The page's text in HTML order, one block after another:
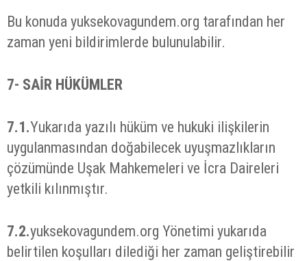
Bu konuda yuksekovagundem.org tarafından her
zaman yeni bildirimlerde bulunulabilir.
7- SAİR HÜKÜMLER
7.1.Yukarıda yazılı hüküm ve hukuki ilişkilerin
uygulanmasından doğabilecek uyuşmazlıkların
çözümünde Uşak Mahkemeleri ve İcra Daireleri
yetkili kılınmıştır.
7.2.yuksekovagundem.org Yönetimi yukarıda
belirtilen koşulları dilediği her zaman geliştirebilir